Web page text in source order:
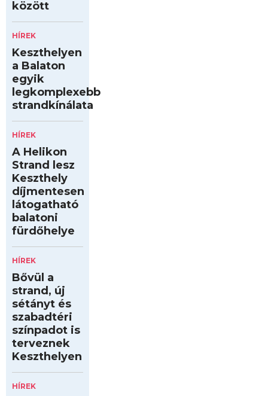
között
HÍREK
Keszthelyen
a Balaton
egyik
legkomplexebb
strandkínálata
HÍREK
A Helikon
Strand lesz
Keszthely
díjmentesen
látogatható
balatoni
fürdőhelye
HÍREK
Bővül a
strand, új
sétányt és
szabadtéri
színpadot is
terveznek
Keszthelyen
HÍREK